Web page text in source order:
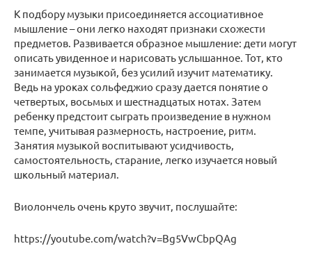
К подбору музыки присоединяется ассоциативное
мышление – они легко находят признаки схожести
предметов. Развивается образное мышление: дети могут
описать увиденное и нарисовать услышанное. Тот, кто
занимается музыкой, без усилий изучит математику.
Ведь на уроках сольфеджио сразу дается понятие о
четвертых, восьмых и шестнадцатых нотах. Затем
ребенку предстоит сыграть произведение в нужном
темпе, учитывая размерность, настроение, ритм.
Занятия музыкой воспитывают усидчивость,
самостоятельность, старание, легко изучается новый
школьный материал.
Виолончель очень круто звучит, послушайте:
https://youtube.com/watch?v=Bg5VwCbpQAg